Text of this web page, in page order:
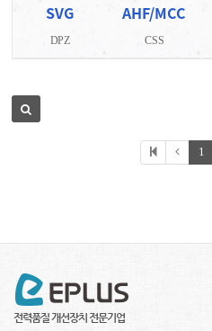
SVG
DPZ
AHF/MCC
CSS
1